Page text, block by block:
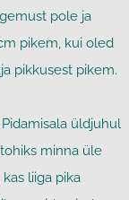
pole ja
pikem, kui oled
pikkusest pikem.
Pidamisala üldjuhul
minna üle
liiga pika